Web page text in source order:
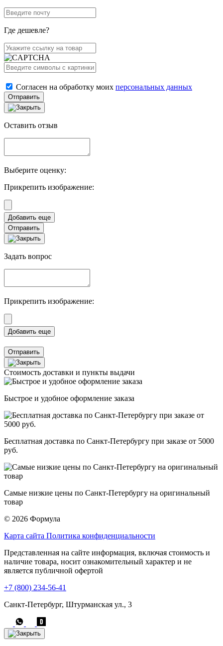
Где дешевле?
Согласен на обработку моих персональных данных
Отправить
Оставить отзыв
Выберите оценку:
Прикрепить изображение:
Отправить
Задать вопрос
Прикрепить изображение:
Отправить
Стоимость доставки и пункты выдачи
Быстрое и удобное оформление заказа
Бесплатная доставка по Санкт-Петербургу при заказе от 5000
руб.
Самые низкие цены по Санкт-Петербургу на оригинальный
товар
© 2026 Формула
Карта сайта Политика конфиденциальности
Представленная на сайте информация, включая стоимость и
наличие товара, носит ознакомительный характер и не
является публичной офертой
+7 (800) 234-56-41
Санкт-Петербург, Штурманская ул., 3